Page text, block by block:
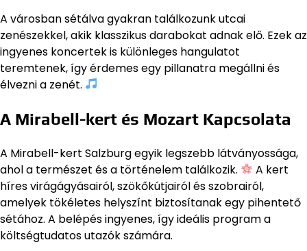
A városban sétálva gyakran találkozunk utcai
zenészekkel, akik klasszikus darabokat adnak elő. Ezek az
ingyenes koncertek is különleges hangulatot
teremtenek, így érdemes egy pillanatra megállni és
élvezni a zenét.
A Mirabell-kert és Mozart Kapcsolata
A Mirabell-kert Salzburg egyik legszebb látványossága,
ahol a természet és a történelem találkozik.
A kert
híres virágágyásairól, szökőkútjairól és szobrairól,
amelyek tökéletes helyszínt biztosítanak egy pihentető
sétához. A belépés ingyenes, így ideális program a
költségtudatos utazók számára.